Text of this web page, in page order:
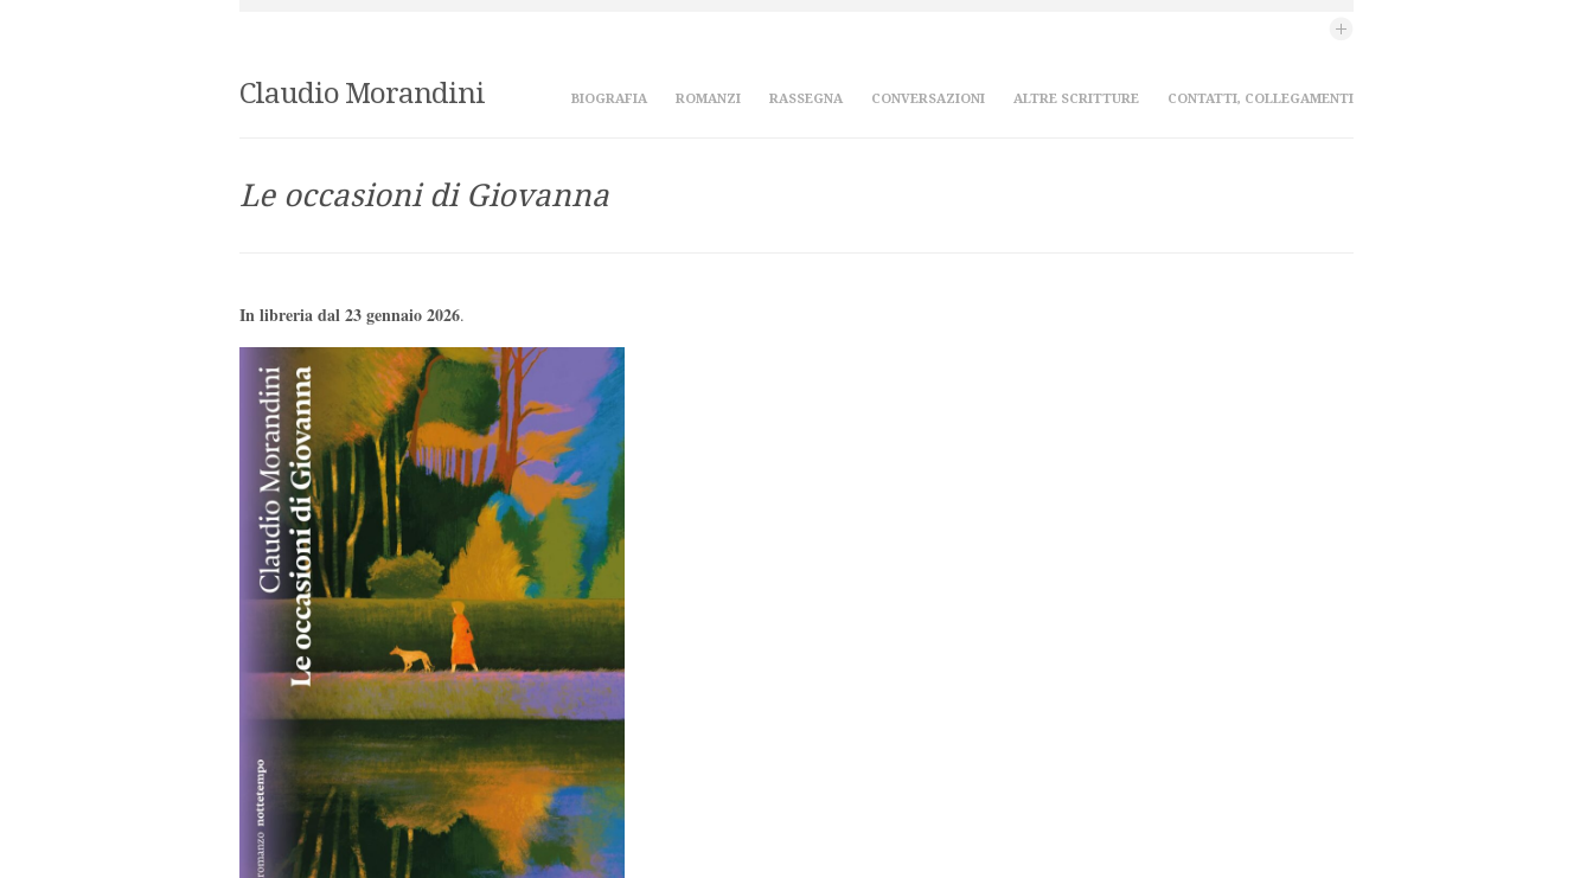
Claudio Morandini BIOGRAFIA ROMANZI RASSEGNA CONVERSAZIONI ALTRE SCRITTURE CONTATTI, COLLEGAMENTI
Le occasioni di Giovanna
In libreria dal 23 gennaio 2026.